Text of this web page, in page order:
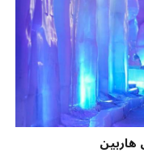
هاربین